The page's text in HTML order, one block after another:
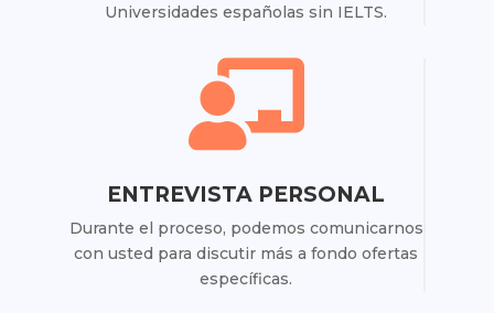
Universidades españolas sin IELTS.

ENTREVISTA PERSONAL
Durante el proceso, podemos comunicarnos
con usted para discutir más a fondo ofertas
específicas.